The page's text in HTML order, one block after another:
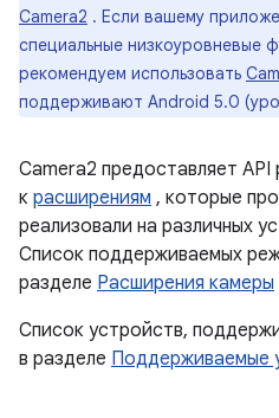
Camera2 . Если вашему
специальные низкоуровневые
рекомендуем использовать
поддерживают Android 5.0
Camera2 предоставляет
к расширениям , которые
реализовали на различных
Список поддерживаемых
разделе Расширения камеры
Список устройств,
в разделе Поддерживаемые